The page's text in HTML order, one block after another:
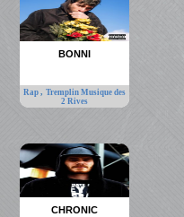
BONNI
Rap , Tremplin Musique des
2 Rives
CHRONIC